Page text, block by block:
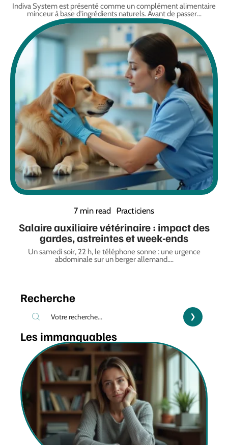
Indiva System est présenté comme un complément alimentaire
minceur à base d'ingrédients naturels. Avant de passer…
7 min read Practiciens
Salaire auxiliaire vétérinaire : impact des
gardes, astreintes et week-ends
Un samedi soir, 22 h, le téléphone sonne : une urgence
abdominale sur un berger allemand.…
Recherche
Les immanquables